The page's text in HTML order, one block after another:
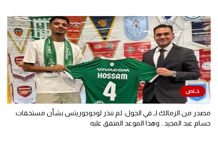
مصدر من الزمالك لـ في الجول: لم ننذر لودوجوريتس بشأن مستحقات
حسام عبد المجيد.. وهذا الموعد المتفق عليه